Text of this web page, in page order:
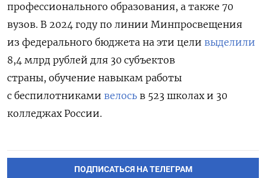
профессионального образования, а также 70
вузов. В 2024 году по линии Минпросвещения
из федерального бюджета на эти цели выделили
8,4 млрд рублей для 30 субъектов
страны, обучение навыкам работы
с беспилотниками велось в 523 школах и 30
колледжах России.
ПОДПИСАТЬСЯ НА ТЕЛЕГРАМ